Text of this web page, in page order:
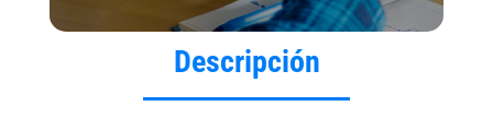
Descripción